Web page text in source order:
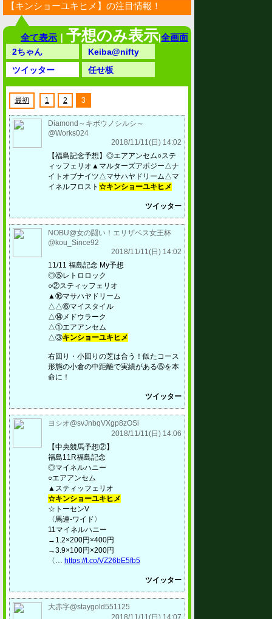
【キンショーユキヒメ】の注目情報！
全て表示 ｜ 予想のみ表示|全画面
2ちゃん
Keiba@nifty
ツイッター
任せ板
最初 1 2 3
Diamond～キボウノシルシ～
@Works024
2018/11/11(日) 14:02
【福島記念予想】◎エアアンセム○ステ
ィッフェリオ▲マルターズアポジー△ナ
イトオブナイツ△マサハヤドリーム△マ
イネルフロスト ☆キンショーユキヒメ
ツイッター
NOBU@女の闘い！エリザベス女王杯
@kou_Since92
2018/11/11(日) 14:02
11/11 福島記念 My予想
◎⑤レトロロック
○②スティッフェリオ
▲⑯マサハヤドリーム
△△⑥マイスタイル
△⑭メドウラーク
△①エアアンセム
△③キンショーユキヒメ
右回り・小回りの芝は合う！似たコース
形態の小倉の中距離で実績がある⑤を本
命に！
ツイッター
ヨシオ@svJnbqVXgp8zOSi
2018/11/11(日) 14:06
【中央競馬予想②】
福島11R福島記念
◎マイネルハニー
○エアアンセム
▲スティッフェリオ
☆キンショーユキヒメ
☆トーセンV
〈馬連-ワイド〉
11マイネルハニー
→1.2×200円×400円
→3.9×100円×200円
〈… https://t.co/VZ26bE5fb5
ツイッター
大赤字@staygold551125